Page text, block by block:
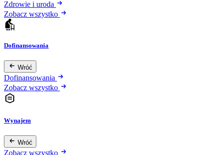
Zdrowie i uroda
Zobacz wszystko
Dofinansowania
Wróć
Dofinansowania
Zobacz wszystko
Wynajem
Wróć
Zobacz wszystko